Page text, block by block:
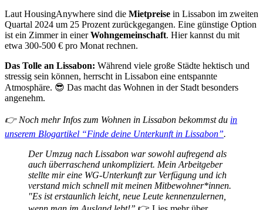
Laut HousingAnywhere sind die Mietpreise in Lissabon im zweiten
Quartal 2024 um 25 Prozent zurückgegangen. Eine günstige Option
ist ein Zimmer in einerWohngemeinschaft. Hier kannst du mit
etwa 300-500 € pro Monat rechnen.
Das Tolle an Lissabon: Während viele große Städte hektisch und
stressig sein können, herrscht in Lissabon eine entspannte
Atmosphäre. 😎 Das macht das Wohnen in der Stadt besonders
angenehm.
👉 Noch mehr Infos zum Wohnen in Lissabon bekommst du in
unserem Blogartikel “Finde deine Unterkunft in Lissabon”.
Der Umzug nach Lissabon war sowohl aufregend als
auch überraschend unkompliziert. Mein Arbeitgeber
stellte mir eine WG-Unterkunft zur Verfügung und ich
verstand mich schnell mit meinen Mitbewohner*innen.
"Es ist erstaunlich leicht, neue Leute kennenzulernen,